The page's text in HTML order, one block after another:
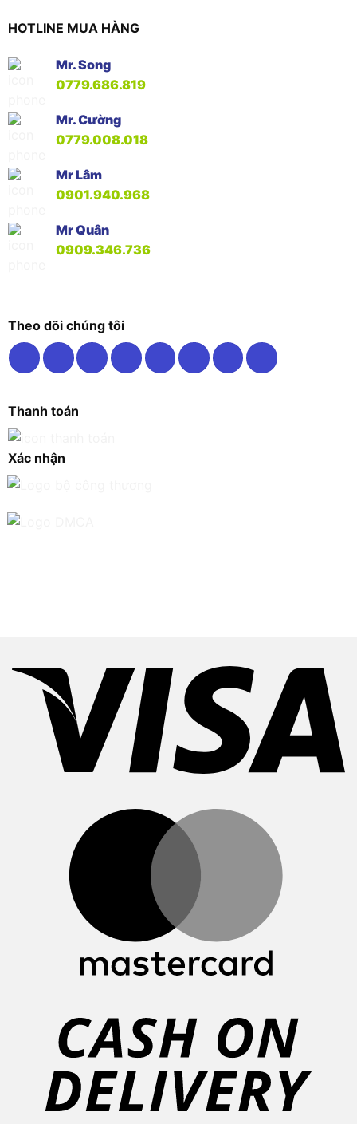
HOTLINE MUA HÀNG
Mr. Song
0779.686.819
Mr. Cường
0779.008.018
Mr Lâm
0901.940.968
Mr Quân
0909.346.736
Theo dõi chúng tôi
Thanh toán
Xác nhận